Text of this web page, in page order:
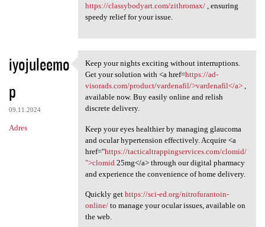
https://classybodyart.com/zithromax/, ensuring
speedy relief for your issue.
iyojuleemo
p
09.11.2024
Adres
Keep your nights exciting
Keep your nights exciting without interruptions.
Get your solution with <a href=https://ad-
visorads.com/product/vardenafil/>vardenafil</a>,
available now. Buy easily online and relish
discrete delivery.
Keep your eyes healthier by managing glaucoma
and ocular hypertension effectively. Acquire <a
href="https://tacticaltrappingservices.com/clomid/
">clomid 25mg</a> through our digital pharmacy
and experience the convenience of home delivery.
Quickly get https://sci-ed.org/nitrofurantoin-
online/to manage your ocular issues, available on
the web.